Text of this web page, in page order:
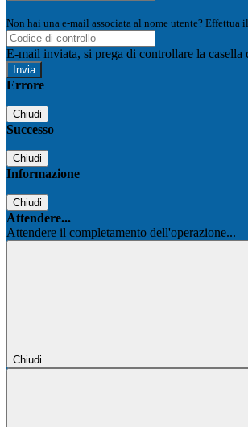
Non hai una e-mail associata al nome utente? Effettua
E-mail inviata, si prega di controllare la casella
Errore
Chiudi
Successo
Chiudi
Informazione
Chiudi
Attendere...
Attendere il completamento dell'operazione...
Chiudi